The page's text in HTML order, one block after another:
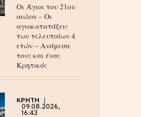
Οι Άγιοι του 21ου
αιώνα – Οι
αγιοκατατάξεις
των τελευταίων 4
ετών – Ανάμεσα
τους και ένας
Κρητικός
ΚΡΗΤΗ
09.08.2026,
16:43